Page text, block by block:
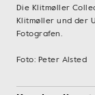
Die Klitmøller
Klitmøller und der
Fotografen.
Foto: Peter Alsted